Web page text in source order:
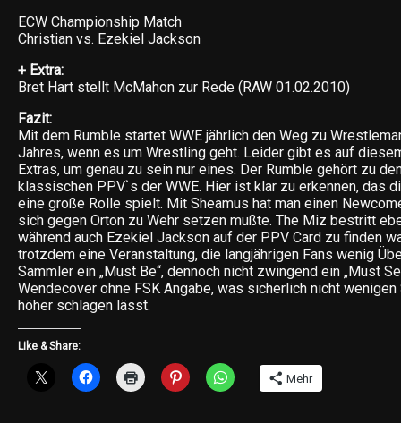
ECW Championship Match
Christian vs. Ezekiel Jackson
+ Extra:
Bret Hart stellt McMahon zur Rede (RAW 01.02.2010)
Fazit:
Mit dem Rumble startet WWE jährlich den Weg zu
Jahres, wenn es um Wrestling geht. Leider gibt es auf
Extras, um genau zu sein nur eines. Der Rumble gehört zu
klassischen PPV`s der WWE. Hier ist klar zu erkennen, das
eine große Rolle spielt. Mit Sheamus hat man einen
sich gegen Orton zu Wehr setzen mußte. The Miz bestritt
während auch Ezekiel Jackson auf der PPV Card zu finden
trotzdem eine Veranstaltung, die langjährigen Fans wenig
Sammler ein „Must Be“, dennoch nicht zwingend ein „Must
Wendecover ohne FSK Angabe, was sicherlich nicht
höher schlagen lässt.
Like & Share:
Mehr